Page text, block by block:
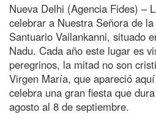
Nueva Delhi (Agencia Fides) –
celebrar a Nuestra Señora de
Santuario Vailankanni, situado
Nadu. Cada año este lugar es
peregrinos, la mitad no son
Virgen María, que apareció
celebra una gran fiesta que
agosto al 8 de septiembre.